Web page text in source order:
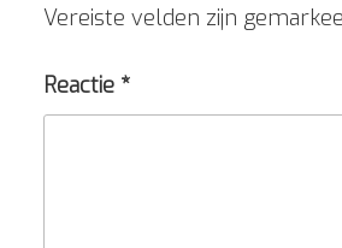
Vereiste velden zijn
Reactie *